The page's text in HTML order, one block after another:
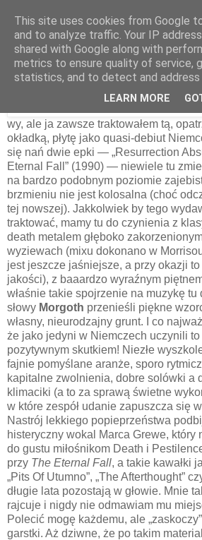
23 marca 2010
Morgoth – The Eternal
wy, ale ja zawsze traktowałem tą,
okładką, płytę jako quasi-debiut
się nań dwie epki — „Resurrection
Eternal Fall” (1990) — niewiele tu
na bardzo podobnym poziomie
brzmieniu nie jest kolosalna (choć
tej nowszej). Jakkolwiek by tego
traktować, mamy tu do czynienia z
death metalem głęboko
wyziewach (mixu dokonano w
jest jeszcze jaśniejsze, a przy okazji
jakości), z baaardzo wyraźnym
właśnie takie spojrzenie na muzykę tu
słowy Morgoth przenieśli piękne
własny, nieurodzajny grunt. I co
że jako jedyni w Niemczech uczynili
pozytywnym skutkiem! Niezłe
fajnie pomyślane aranże, sporo
kapitalne zwolnienia, dobre solówki a
klimaciki (a to za sprawą świetne
w które zespół udanie zapuszcza się
Nastrój lekkiego popieprzeństwa
histeryczny wokal Marca Grewe, który
do gustu miłośnikom Death i
przy The Eternal Fall, a takie kawałki
„Pits Of Utumno”, „The Afterthought”
długie lata pozostają w głowie. Mnie
rajcuje i nigdy nie odmawiam mu
Polecić mogę każdemu, ale
garstki. Aż dziwne, że po takim
This site uses cookies from Google
and to analyze traffic. Your IP
shared with Google along with
metrics to ensure quality of service,
statistics, and to detect and address
LEARN MORE